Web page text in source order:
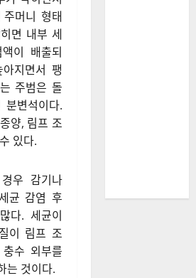
골든타임 놓치면 생명 위협
수 막
어린이
원인
막히면서
면 내부 세
이 배출되
지면서 팽
주범은 돌
변석이다.
양, 림프 조